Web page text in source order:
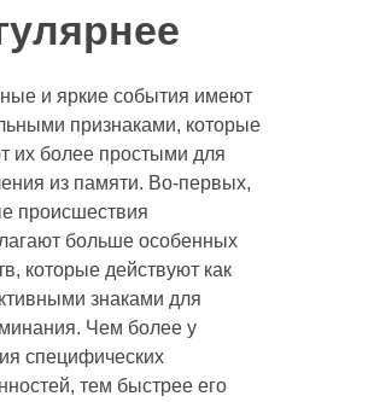
и яркие события имеют
признаками, которые
их более простыми для
из памяти. Во-первых,
происшествия
больше особенных
которые действуют как
знаками для
Чем более у
специфических
тем быстрее его